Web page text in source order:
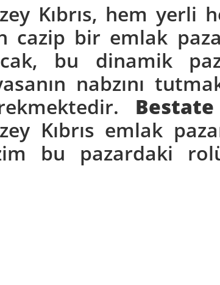
Kıbrıs, hem yerli
cazip bir emlak
bu dinamik
nabzını
Kıbrıs emlak
bu pazardaki